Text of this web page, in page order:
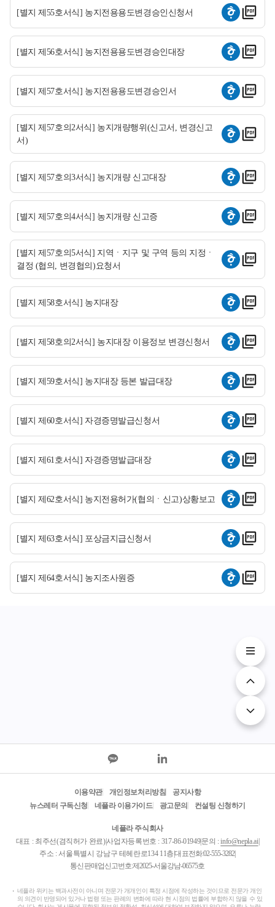
[별지 제55호서식] 농지전용용도변경승인신청서
[별지 제56호서식] 농지전용용도변경승인대장
[별지 제57호서식] 농지전용용도변경승인서
[별지 제57호의2서식] 농지개량행위(신고서, 변경신고
서)
[별지 제57호의3서식] 농지개량 신고대장
[별지 제57호의4서식] 농지개량 신고증
[별지 제57호의5서식] 지역ㆍ지구 및 구역 등의 지정ㆍ
결정 (협의, 변경협의)요청서
[별지 제58호서식] 농지대장
[별지 제58호의2서식] 농지대장 이용정보 변경신청서
[별지 제59호서식] 농지대장 등본 발급대장
[별지 제60호서식] 자경증명발급신청서
[별지 제61호서식] 자경증명발급대장
[별지 제62호서식] 농지전용허가(협의ㆍ신고)상황보고
[별지 제63호서식] 포상금지급신청서
[별지 제64호서식] 농지조사원증
이용약관 개인정보처리방침
공지사항
뉴스레터 구독신청
네플라 이용가이드 광고문의 컨설팅 신청하기
네플라 주식회사
대표 : 최주선(겸직허가 완료)|사업자등록번호 : 317-86-01949|문의 :info@nepla.ai|
주소 : 서울특별시 강남구 테헤란로134 11층|대표전화:02-555-3282|
통신판매업신고번호:제2025-서울강남-06575호
네플라 위키는 백과사전이 아니며 전문가 개개인이 특정 시점에 작성하는 것이므로 전문가 개인
의 의견이 반영되어 있거나 법령 또는 판례의 변화에 따라 현 시점의 법률에 부합하지 않을 수 있